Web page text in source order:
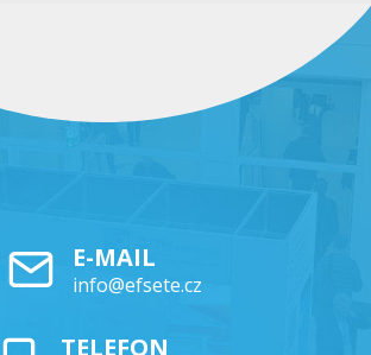
E-MAIL
info@efsete.cz
TELEFON